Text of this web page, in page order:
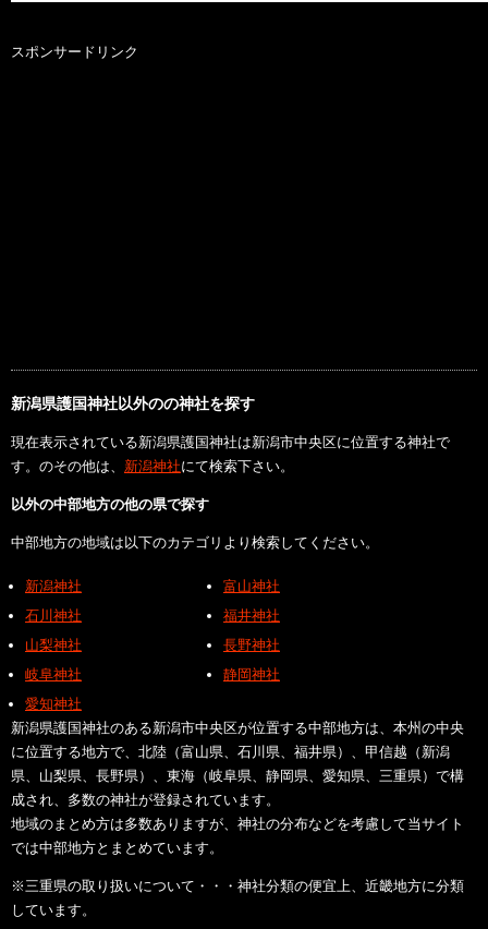
スポンサードリンク
新潟県護国神社以外のの神社を探す
現在表示されている新潟県護国神社は新潟市中央区に位置する神社で
す。のその他は、 新潟神社にて検索下さい。
以外の中部地方の他の県で探す
中部地方の地域は以下のカテゴリより検索してください。
新潟神社
富山神社
石川神社
福井神社
山梨神社
長野神社
岐阜神社
静岡神社
愛知神社
新潟県護国神社のある新潟市中央区が位置する中部地方は、本州の中央
に位置する地方で、北陸（富山県、石川県、福井県）、甲信越（新潟
県、山梨県、長野県）、東海（岐阜県、静岡県、愛知県、三重県）で構
成され、多数の神社が登録されています。
地域のまとめ方は多数ありますが、神社の分布などを考慮して当サイト
では中部地方とまとめています。
※三重県の取り扱いについて・・・神社分類の便宜上、近畿地方に分類
しています。